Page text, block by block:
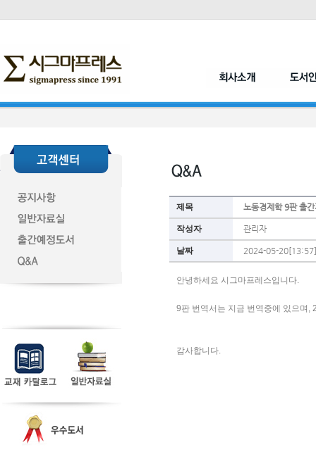
제목 노동경제학 9판 출
작성자 관리자
날짜 2024-05-20[13:57]
안녕하세요 시그마프레스입니다.
9판 번역서는 지금 번역중에 있으며,
감사합니다.